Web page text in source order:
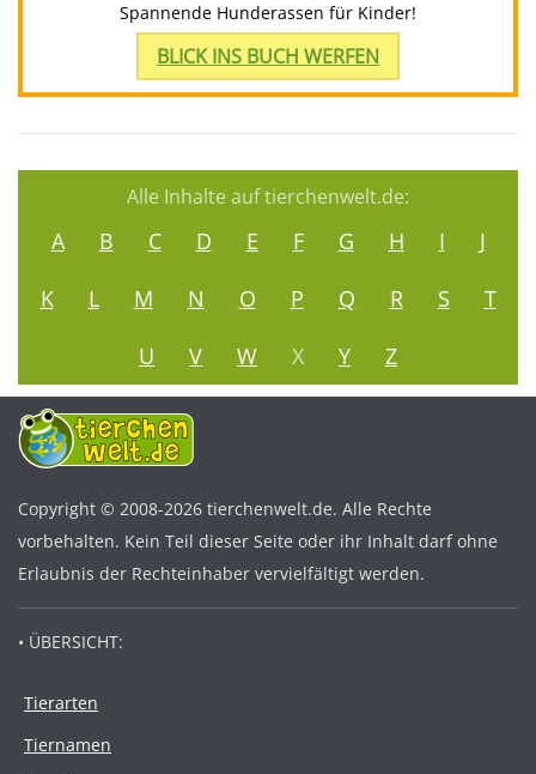
Spannende Hunderassen für Kinder!
BLICK INS BUCH WERFEN
Alle Inhalte auf tierchenwelt.de:
A B C D E F G H I
J
K
L M N O P Q R S
T
U
V W X Y Z
Copyright © 2008-2026 tierchenwelt.de. Alle Rechte
vorbehalten. Kein Teil dieser Seite oder ihr Inhalt darf ohne
Erlaubnis der Rechteinhaber vervielfältigt werden.
• ÜBERSICHT:
Tierarten
Tiernamen